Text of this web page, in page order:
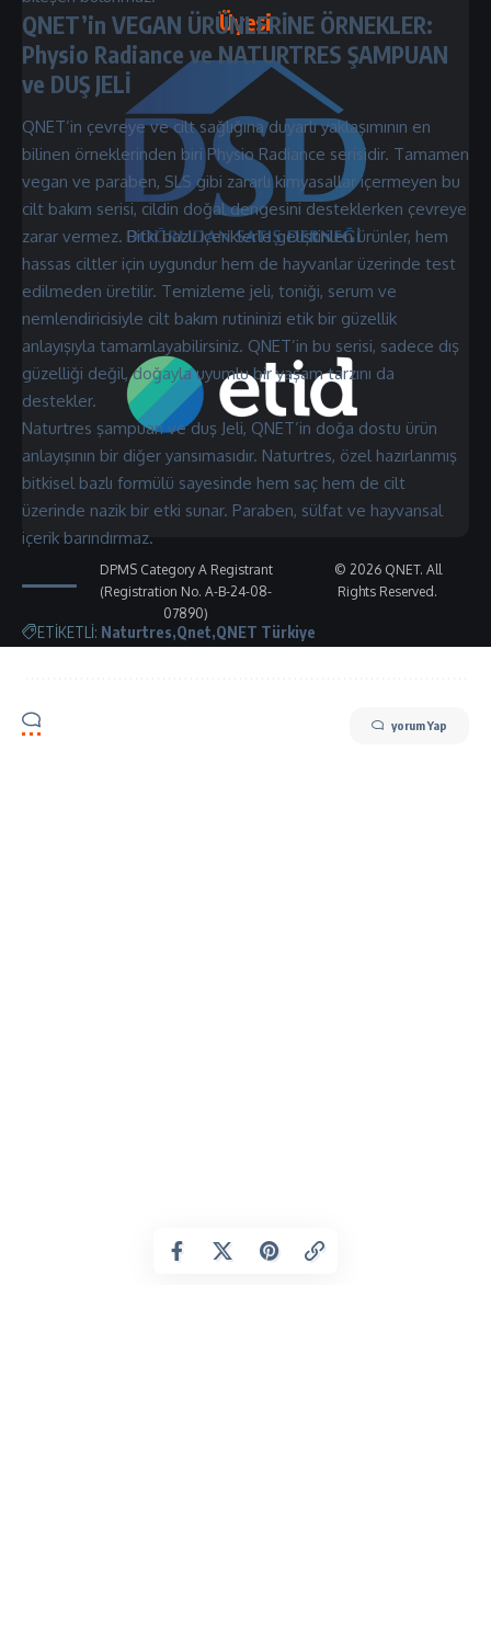
QNET’in VEGAN ÜRÜNLERİNE ÖRNEKLER:
Physio Radiance ve NATURTRES ŞAMPUAN
ve DUŞ JELİ
QNET’in çevreye ve cilt sağlığına duyarlı yaklaşımının en
bilinen örneklerinden biri Physio Radiance serisidir. Tamamen
vegan ve paraben, SLS gibi zararlı kimyasallar içermeyen bu
cilt bakım serisi, cildin doğal dengesini desteklerken çevreye
zarar vermez. Bitki bazlı içeriklerle geliştirilen ürünler, hem
hassas ciltler için uygundur hem de hayvanlar üzerinde test
edilmeden üretilir. Temizleme jeli, toniği, serum ve
nemlendiricisiyle cilt bakım rutininizi etik bir güzellik
anlayışıyla tamamlayabilirsiniz. QNET’in bu serisi, sadece dış
güzelliği değil, doğayla uyumlu bir yaşam tarzını da
destekler.
Naturtres şampuan ve duş Jeli, QNET’in doğa dostu ürün
anlayışının bir diğer yansımasıdır. Naturtres, özel hazırlanmış
bitkisel bazlı formülü sayesinde hem saç hem de cilt
üzerinde nazik bir etki sunar. Paraben, sülfat ve hayvansal
içerik barındırmaz.
ETİKETLİ: Naturtres Qnet QNET Türkiye
yorum Yap
Üyesi
© 2026 QNET. All
Rights Reserved.
DPMS Category A Registrant
(Registration No. A-B-24-08-
07890)